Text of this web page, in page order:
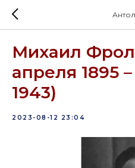
Михаил
апреля 1895
1943)
2023-08-12 23:04